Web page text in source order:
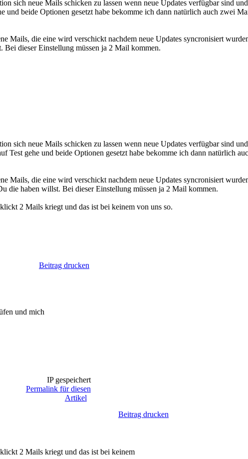
sich neue Mails schicken zu lassen wenn neue Updates verfügbar sind
und beide Optionen gesetzt habe bekomme ich dann natürlich auch zwei
Mails, die eine wird verschickt nachdem neue Updates syncronisiert
dieser Einstellung müssen ja 2 Mail kommen.
sich neue Mails schicken zu lassen wenn neue Updates verfügbar sind
Test gehe und beide Optionen gesetzt habe bekomme ich dann natürlich
Mails, die eine wird verschickt nachdem neue Updates syncronisiert
die haben willst. Bei dieser Einstellung müssen ja 2 Mail kommen.
2 Mails kriegt und das ist bei keinem von uns so.
Beitrag drucken
und mich
IP gespeichert
Permalink für diesen
Artikel
Beitrag drucken
2 Mails kriegt und das ist bei keinem